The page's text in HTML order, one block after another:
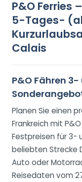
P&O
5-Tages-
Calais
P&O Fähren
Planen Sie einen
Frankreich mit
Festpreisen für 3-
beliebten Strecke
Auto oder
Reisedaten vom